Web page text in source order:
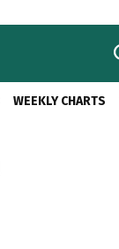
WEEKLY CHARTS